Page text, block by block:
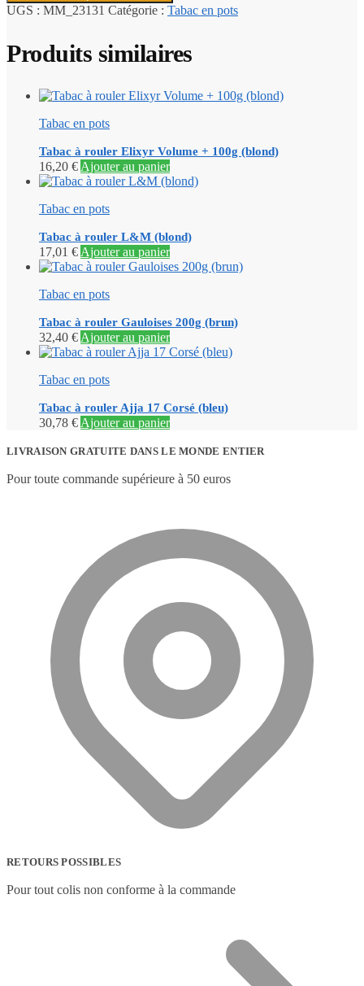
UGS : MM_23131 Catégorie : Tabac en pots
Produits similaires
Tabac en pots
Tabac à rouler Elixyr Volume + 100g (blond)
16,20 € Ajouter au panier
Tabac en pots
Tabac à rouler L&M (blond)
17,01 € Ajouter au panier
Tabac en pots
Tabac à rouler Gauloises 200g (brun)
32,40 € Ajouter au panier
Tabac en pots
Tabac à rouler Ajja 17 Corsé (bleu)
30,78 € Ajouter au panier
LIVRAISON GRATUITE DANS LE MONDE ENTIER
Pour toute commande supérieure à 50 euros
RETOURS POSSIBLES
Pour tout colis non conforme à la commande